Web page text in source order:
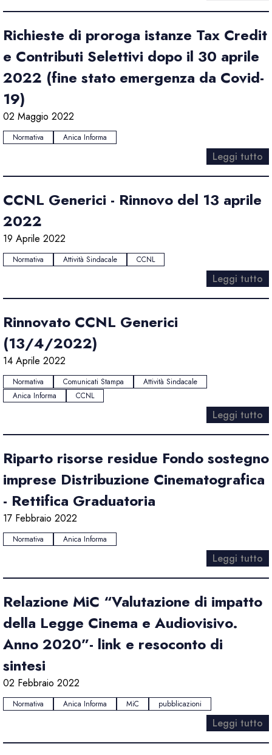
Richieste di proroga istanze Tax Credit
e Contributi Selettivi dopo il 30 aprile
2022 (fine stato emergenza da Covid-
19)
02 Maggio 2022
Normativa Anica Informa
Leggi tutto
CCNL Generici - Rinnovo del 13 aprile
2022
19 Aprile 2022
Normativa Attività Sindacale CCNL
Leggi tutto
Rinnovato CCNL Generici
(13/4/2022)
14 Aprile 2022
Normativa Comunicati Stampa
Attività Sindacale
Anica Informa
CCNL
Leggi tutto
Riparto risorse residue Fondo sostegno
imprese Distribuzione Cinematografica
- Rettifica Graduatoria
17 Febbraio 2022
Normativa Anica Informa
Leggi tutto
Relazione MiC “Valutazione di impatto
della Legge Cinema e Audiovisivo.
Anno 2020”- link e resoconto di
sintesi
02 Febbraio 2022
Normativa Anica Informa MiC pubblicazioni
Leggi tutto